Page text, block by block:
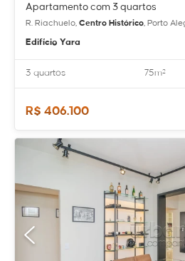
Apartamento com 3 quartos
R. Riachuelo, Centro Histórico, Porto
Edifício Yara
3 quartos 75m²
R$ 406.100